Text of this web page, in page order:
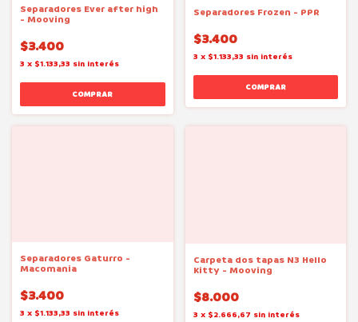
Separadores Ever after high
- Mooving
$3.400
3 x $1.133,33 sin interés
Separadores Frozen - PPR
$3.400
3 x $1.133,33 sin interés
Separadores Gaturro -
Macomania
$3.400
3 x $1.133,33 sin interés
Carpeta dos tapas N3 Hello
Kitty - Mooving
$8.000
3 x $2.666,67 sin interés